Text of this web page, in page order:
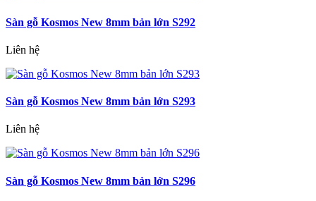
Sàn gỗ Kosmos New 8mm bản lớn S292
Liên hệ
Sàn gỗ Kosmos New 8mm bản lớn S293
Liên hệ
Sàn gỗ Kosmos New 8mm bản lớn S296